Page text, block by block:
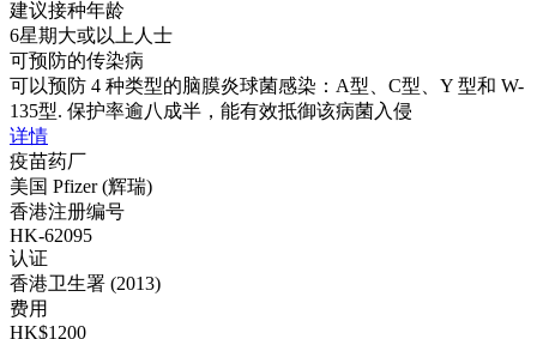
建议接种年龄
6星期大或以上人士
可预防的传染病
可以预防 4 种类型的脑膜炎球菌感染：A型、C型、Y 型和 W-
135型. 保护率逾八成半，能有效抵御该病菌入侵
详情
疫苗药厂
美国 Pfizer (辉瑞)
香港注册编号
HK-62095
认证
香港卫生署 (2013)
费用
HK$1200